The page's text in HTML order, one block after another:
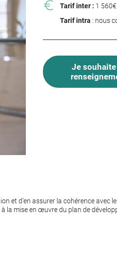
Tarif inter : 1 560€
Tarif intra : nous
Je souhaite
et d’en assurer la cohérence avec
la mise en œuvre du plan de
actions. Dans cette logique de